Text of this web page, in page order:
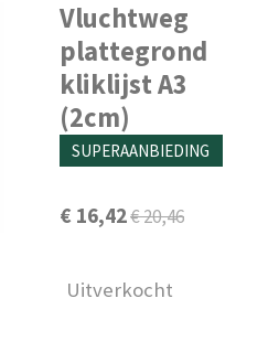
Vluchtweg
plattegrond
kliklijst A3
(2cm)
SUPERAANBIEDING
€ 16,42€ 20,46
Uitverkocht